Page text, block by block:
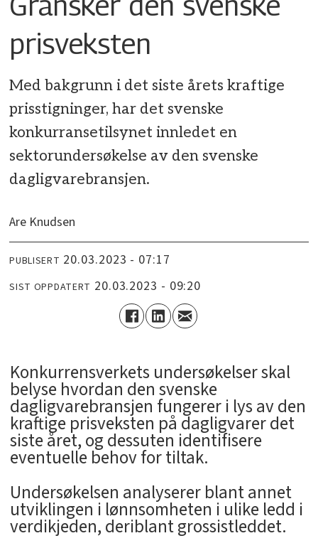
prisveksten
Med bakgrunn i det siste årets kraftige
prisstigninger, har det svenske
konkurransetilsynet innledet en
sektorundersøkelse av den svenske
dagligvarebransjen.
Are Knudsen
PUBLISERT 20.03.2023 - 07:17
SIST OPPDATERT 20.03.2023 - 09:20
­Konkurrensverkets undersøkelser skal
belyse hvordan den svenske
dagligvarebransjen fungerer i lys av den
kraftige prisveksten på dagligvarer det
siste året, og dessuten identifisere
eventuelle behov for tiltak.
Undersøkelsen analyserer blant annet
utviklingen i lønnsomheten i ulike ledd i
verdikjeden, deriblant grossistleddet.